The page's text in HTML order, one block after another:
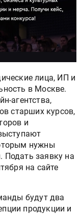
лица, ИП и
в Москве.
агентства,
старших курсов,
и
нужны
Подать заявку на
на сайте
будут два
продукции и